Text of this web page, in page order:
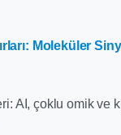
Moleküler
AI, çoklu omik ve